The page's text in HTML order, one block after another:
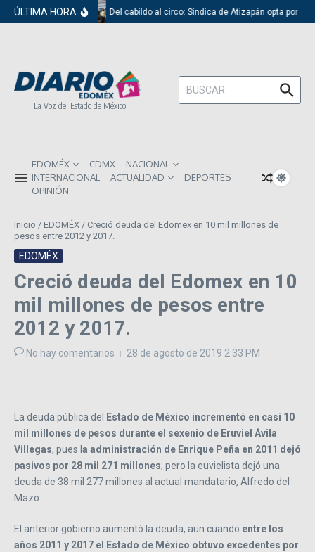
Saltar al contenido
ÚLTIMA HORA Del cabildo al circo: Síndica de Atizapán opta por el
La Voz del Estado de México
Buscar:
EDOMÉX CDMX
NACIONAL
INTERNACIONAL
ACTUALIDAD
DEPORTES
OPINIÓN
Inicio / EDOMÉX / Creció deuda del Edomex en 10 mil millones de
pesos entre 2012 y 2017.
EDOMÉX
Creció deuda del Edomex en 10
mil millones de pesos entre
2012 y 2017.
No hay comentarios 28 de agosto de 2019 2:33 PM
La deuda pública del
Estado de México incrementó en casi 10
mil millones de pesos durante el sexenio de Eruviel Ávila
Villegas, pues l a administración de Enrique Peña en 2011 dejó
pasivos por 28 mil 271 millones; pero la euvielista dejó una
deuda de 38 mil 277 millones al actual mandatario, Alfredo del
Mazo.
El anterior gobierno aumentó la deuda, aun cuando entre los
años 2011 y 2017 el Estado de México obtuvo excedentes por